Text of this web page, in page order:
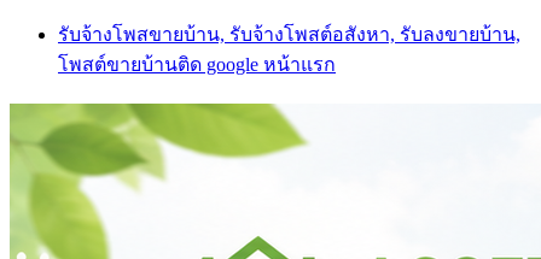
Skip
content
รับจ้างโพสขายบ้าน, รับจ้างโพสต์อสังหา, รับลงขายบ้าน,
โพสต์ขายบ้านติด google หน้าแรก